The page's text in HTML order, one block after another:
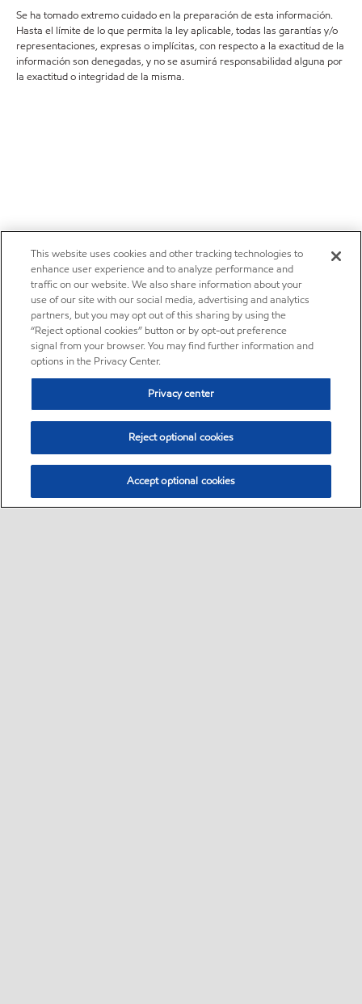
Se ha tomado extremo cuidado en la preparación de esta información.
Hasta el límite de lo que permita la ley aplicable, todas las garantías y/o
representaciones, expresas o implícitas, con respecto a la exactitud de la
información son denegadas, y no se asumirá responsabilidad alguna por
la exactitud o integridad de la misma.
This website uses cookies and other tracking technologies to
enhance user experience and to analyze performance and
traffic on our website. We also share information about your
use of our site with our social media, advertising and analytics
partners, but you may opt out of this sharing by using the
“Reject optional cookies” button or by opt-out preference
signal from your browser. You may find further information and
options in the Privacy Center.
Privacy center
Reject optional cookies
Accept optional cookies